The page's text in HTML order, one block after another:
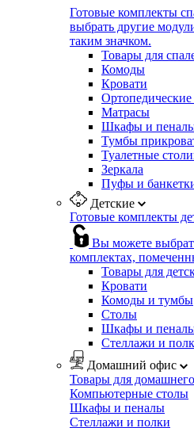
Готовые комплекты
выбрать другие
таким значком.
Товары для
Комоды
Кровати
Матрасы
Шкафы и пеналы
Тумбы
Туалетные
Зеркала
Пуфы и
Детские
Готовые комплекты
Вы можете
комплектах,
Товары для
Кровати
Комоды и тумбы
Столы
Шкафы и
Стеллажи и
Домашний офис
Товары для
Компьютерные столы
Шкафы и пеналы
Стеллажи и полки